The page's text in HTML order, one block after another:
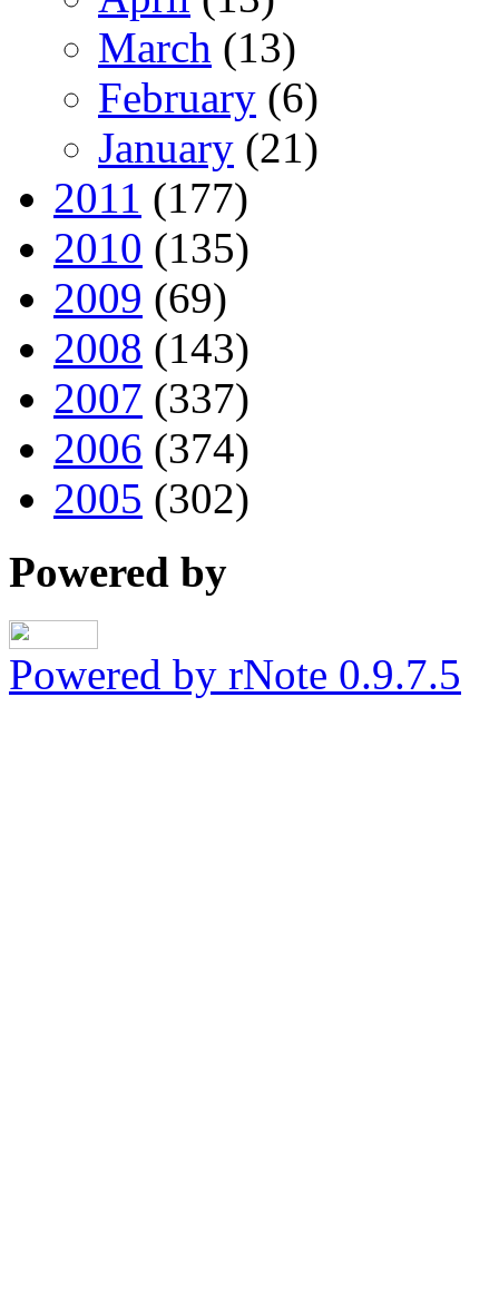
March (13)
February (6)
January (21)
2011 (177)
2010 (135)
2009 (69)
2008 (143)
2007 (337)
2006 (374)
2005 (302)
Powered by
Powered by rNote 0.9.7.5